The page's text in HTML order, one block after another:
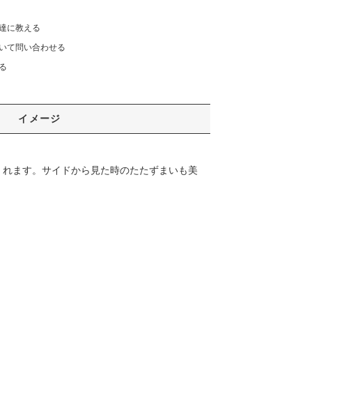
に教える
て問い合わせる
イメージ
ます。サイドから見た時のたたずまいも美